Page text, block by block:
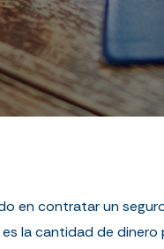
en contratar un
la cantidad de